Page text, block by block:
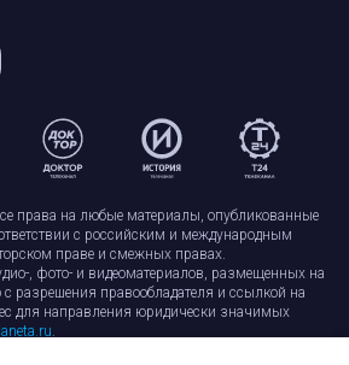
права на любые материалы, опубликованные
с российским и международным
праве и смежных правах.
, фото- и видеоматериалов, размещенных на
с разрешения правообладателя и ссылкой на
для направления юридически значимых
.